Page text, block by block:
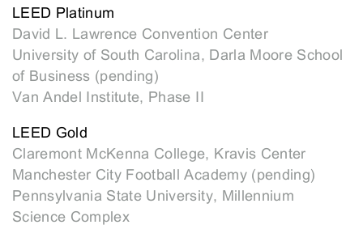
LEED Platinum
David L. Lawrence Convention Center
University of South Carolina, Darla Moore School
of Business (pending)
Van Andel Institute, Phase II
LEED Gold
Claremont McKenna College, Kravis Center
Manchester City Football Academy (pending)
Pennsylvania State University, Millennium
Science Complex